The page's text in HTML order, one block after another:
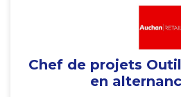
Chef de projets
en